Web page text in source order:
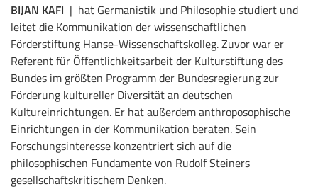
BIJAN KAFI | hat Germanistik und Philosophie studiert und
leitet die Kommunikation der wissenschaftlichen
Förderstiftung Hanse-Wissenschaftskolleg. Zuvor war er
Referent für Öffentlichkeitsarbeit der Kulturstiftung des
Bundes im größten Programm der Bundesregierung zur
Förderung kultureller Diversität an deutschen
Kultureinrichtungen. Er hat außerdem anthroposophische
Einrichtungen in der Kommunikation beraten. Sein
Forschungsinteresse konzentriert sich auf die
philosophischen Fundamente von Rudolf Steiners
gesellschaftskritischem Denken.